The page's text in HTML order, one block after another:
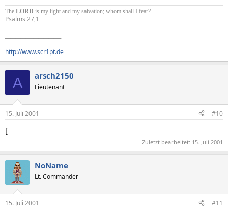
The LORD is my light and my salvation; whom shall I fear?
Psalms 27,1
http://www.scr1pt.de
A arsch2150
Lieutenant
15. Juli 2001 #10
[
Zuletzt bearbeitet: 15. Juli 2001
NoName
Lt. Commander
15. Juli 2001 #11